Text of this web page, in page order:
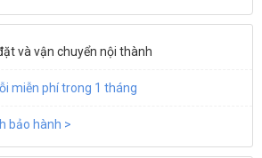
và vận chuyển nội thành
miễn phí trong 1 tháng
bảo hành >